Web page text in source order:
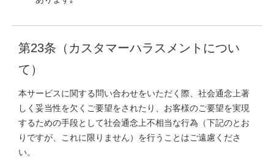
第23条（カスタマーハラスメントについ
て）
本サービスに関する問い合わせをいただく際、社会通念上著
しく妥当性を欠くご要望をされたり、お客様のご要望を実現
するための手段として社会通念上不相当な行為（下記のとお
りですが、これに限りません）を行うことはご遠慮くださ
い。